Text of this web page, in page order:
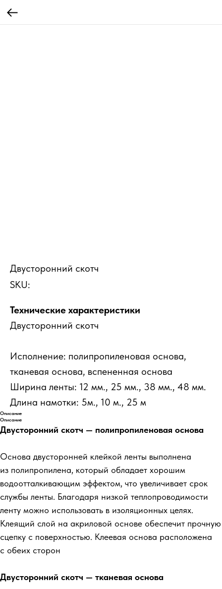
Двусторонний скотч
SKU:
Технические характеристики
Двусторонний скотч
Исполнение: полипропиленовая основа,
тканевая основа, вспененная основа
Ширина ленты: 12 мм., 25 мм., 38 мм., 48 мм.
Длина намотки: 5м., 10 м., 25 м
Описание
Описание
Двусторонний скотч — полипропиленовая основа
Основа двусторонней клейкой ленты выполнена
из полипропилена, который обладает хорошим
водоотталкивающим эффектом, что увеличивает срок
службы ленты. Благодаря низкой теплопроводимости
ленту можно использовать в изоляционных целях.
Клеящий слой на акриловой основе обеспечит прочную
сцепку с поверхностью. Клеевая основа расположена
с обеих сторон
Двусторонний скотч — тканевая основа